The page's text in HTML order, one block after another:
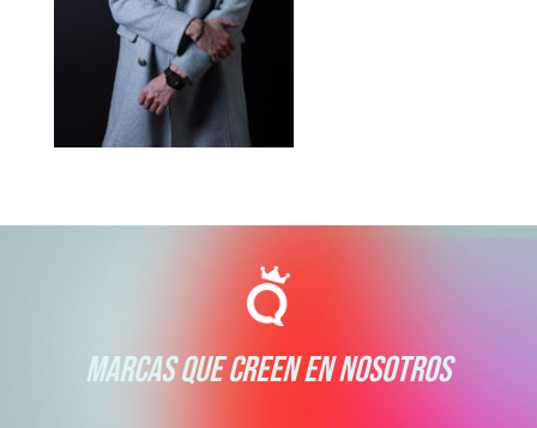
MARCAS QUE CREEN EN NOSOTROS